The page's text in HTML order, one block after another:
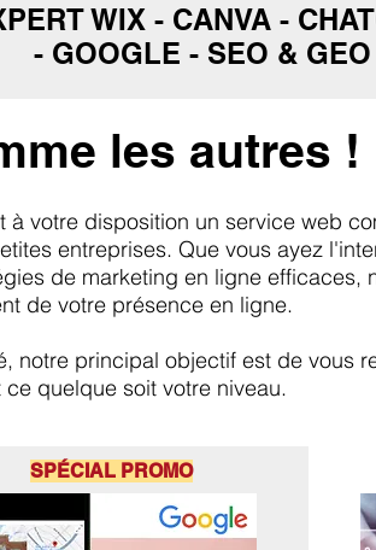
WIX - CANVA -
- GOOGLE - SEO & GEO
les autres !
à votre disposition un service web
entreprises. Que vous ayez
de marketing en ligne efficaces,
de votre présence en ligne.
notre principal objectif est de vous
quelque soit votre niveau.
SPÉCIAL PROMO